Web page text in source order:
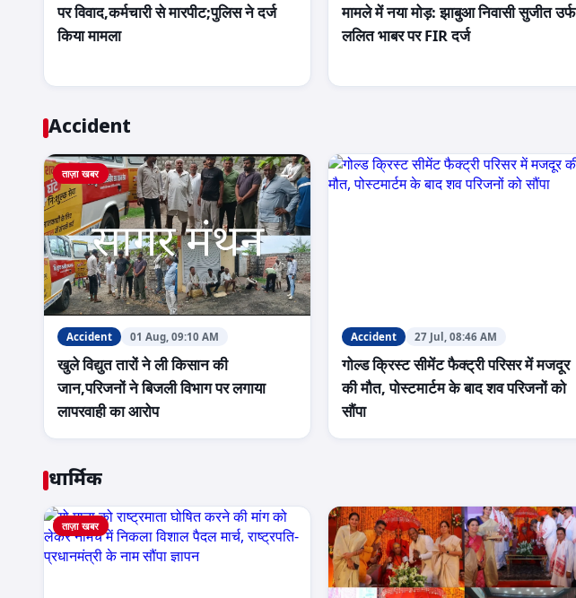
पर विवाद,कर्मचारी से मारपीट;पुलिस ने दर्ज
किया मामला
मामले में नया मोड़: झाबुआ निवासी सुजीत उर्फ
ललित भाबर पर FIR दर्ज
Accident
ताज़ा खबर
Accident 01 Aug, 09:10 AM
खुले विद्युत तारों ने ली किसान की
जान,परिजनों ने बिजली विभाग पर लगाया
लापरवाही का आरोप
Accident 27 Jul, 08:46 AM
गोल्ड क्रिस्ट सीमेंट फैक्ट्री परिसर में मजदूर
की मौत, पोस्टमार्टम के बाद शव परिजनों को
सौंपा
धार्मिक
ताज़ा खबर